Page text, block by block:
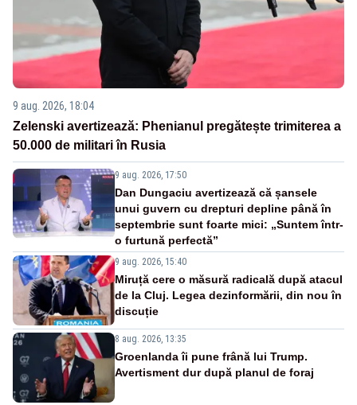
9 aug. 2026, 18:04
Zelenski avertizează: Phenianul pregătește trimiterea a
50.000 de militari în Rusia
9 aug. 2026, 17:50
Dan Dungaciu avertizează că șansele
unui guvern cu drepturi depline până în
septembrie sunt foarte mici: „Suntem într-
o furtună perfectă”
9 aug. 2026, 15:40
Miruță cere o măsură radicală după atacul
de la Cluj. Legea dezinformării, din nou în
discuție
8 aug. 2026, 13:35
Groenlanda îi pune frână lui Trump.
Avertisment dur după planul de foraj